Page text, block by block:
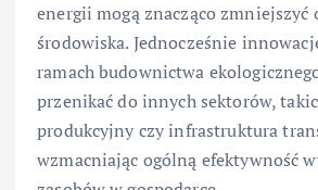
energii mogą znacząco zmniejszyć
środowiska. Jednocześnie
ramach budownictwa
przenikać do innych sektorów,
produkcyjny czy infrastruktura
wzmacniając ogólną efektywność